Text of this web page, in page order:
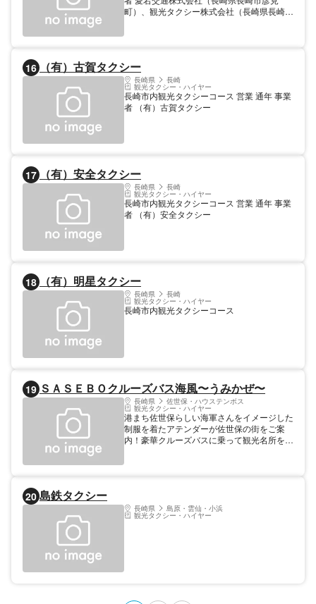
町）、観光タクシー株式会社（長崎県長崎市
16 （有）古賀タクシー
長崎県 長崎
観光タクシー・ハイヤー
長崎市内観光タクシーコース 営業 通年 事業
者 （有）古賀タクシー
17 （有）安全タクシー
長崎県 長崎
観光タクシー・ハイヤー
長崎市内観光タクシーコース 営業 通年 事業
者 （有）安全タクシー
18 （有）明星タクシー
長崎県 長崎
観光タクシー・ハイヤー
長崎市内観光タクシーコース
19 ＳＡＳＥＢＯクルーズバス海風〜うみかぜ〜
長崎県 佐世保・ハウステンボス
観光タクシー・ハイヤー
港まち佐世保らしい海軍さんをイメージした
制服を着たアテンダーが佐世保の街をご案
内！豪華クルーズバスに乗って観光名所を巡
20 島鉄タクシー
長崎県 島原・雲仙・小浜
観光タクシー・ハイヤー